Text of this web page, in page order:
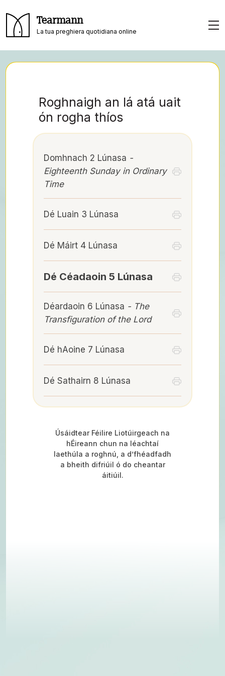
Tearmann
La tua preghiera quotidiana online
Roghnaigh an lá atá uait
ón rogha thíos
Domhnach 2 Lúnasa -
Eighteenth Sunday in Ordinary
Time
Dé Luain 3 Lúnasa
Dé Máirt 4 Lúnasa
Dé Céadaoin 5 Lúnasa
Déardaoin 6 Lúnasa - The
Transfiguration of the Lord
Dé hAoine 7 Lúnasa
Dé Sathairn 8 Lúnasa
Úsáidtear Féilire Liotúirgeach na
hÉireann chun na léachtaí
laethúla a roghnú, a d’fhéadfadh
a bheith difriúil ó do cheantar
áitiúil.